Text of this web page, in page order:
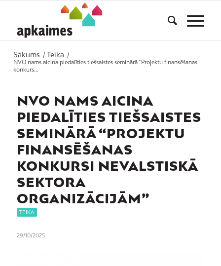
Sākums / Teika
/
NVO nams aicina piedalīties tiešsaistes seminārā “Projektu finansēšanas
konkurs...
NVO NAMS AICINA
PIEDALĪTIES TIEŠSAISTES
SEMINĀRĀ “PROJEKTU
FINANSĒŠANAS
KONKURSI NEVALSTISKĀ
SEKTORA
ORGANIZĀCIJĀM”
TEIKA
29/10/2025